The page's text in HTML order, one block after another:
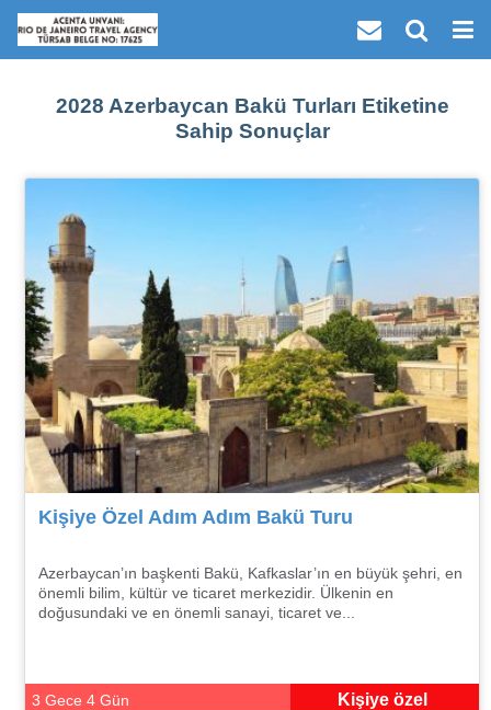
2028 Azerbaycan Bakü Turları Etiketine
Sahip Sonuçlar
Kişiye Özel Adım Adım Bakü Turu
Azerbaycan’ın başkenti Bakü, Kafkaslar’ın en büyük şehri, en
önemli bilim, kültür ve ticaret merkezidir. Ülkenin en
doğusundaki ve en önemli sanayi, ticaret ve...
3 Gece 4 Gün Kişiye özel